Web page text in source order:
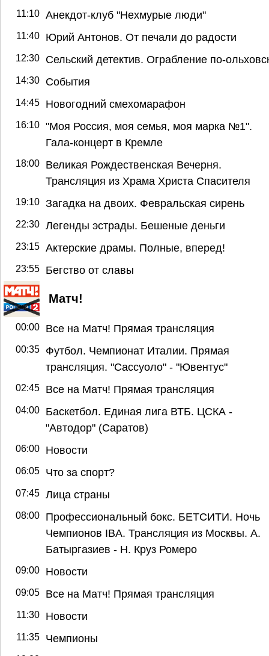
11:10 Анекдот-клуб "Нехмурые люди"
11:40 Юрий Антонов. От печали до радости
12:30 Сельский детектив. Ограбление по-
14:30 События
14:45 Новогодний смехомарафон
16:10 "Моя Россия, моя семья, моя марка №1".
Гала-концерт в Кремле
18:00
Великая Рождественская Вечерня.
Трансляция из Храма Христа Спасителя
19:10 Загадка на двоих. Февральская сирень
22:30 Легенды эстрады. Бешеные деньги
23:15 Актерские драмы. Полные, вперед!
23:55 Бегство от славы
Матч!
00:00 Все на Матч! Прямая трансляция
00:35
Футбол. Чемпионат Италии. Прямая
трансляция. "Сассуоло" - "Ювентус"
02:45 Все на Матч! Прямая трансляция
04:00
Баскетбол. Единая лига ВТБ. ЦСКА -
"Автодор" (Саратов)
06:00 Новости
06:05 Что за спорт?
07:45 Лица страны
08:00
Профессиональный бокс. БЕТСИТИ. Ночь
Чемпионов IBA. Трансляция из Москвы. А.
Батыргазиев - Н. Круз Ромеро
09:00 Новости
09:05 Все на Матч! Прямая трансляция
11:30 Новости
11:35 Чемпионы